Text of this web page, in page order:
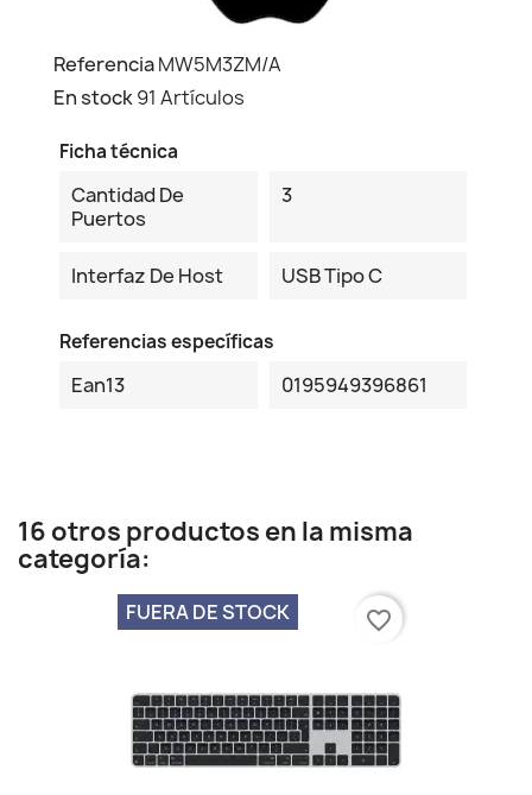
ReferenciaMW5M3ZM/A
En stock91 Artículos
Ficha técnica
Cantidad De
Puertos
3
Interfaz De Host USB Tipo C
Referencias específicas
Ean13 0195949396861
16 otros productos en la misma
categoría:
FUERA DE STOCK favorite_border